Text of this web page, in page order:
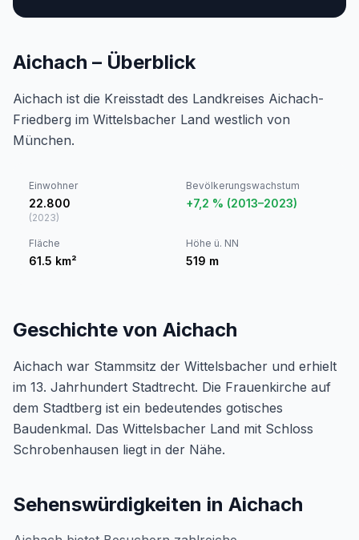
Aichach – Überblick
Aichach ist die Kreisstadt des Landkreises Aichach-
Friedberg im Wittelsbacher Land westlich von
München.
Einwohner
22.800
(2023)
Bevölkerungswachstum
+7,2 % (2013–2023)
Fläche
61.5 km²
Höhe ü. NN
519 m
Geschichte von Aichach
Aichach war Stammsitz der Wittelsbacher und erhielt
im 13. Jahrhundert Stadtrecht. Die Frauenkirche auf
dem Stadtberg ist ein bedeutendes gotisches
Baudenkmal. Das Wittelsbacher Land mit Schloss
Schrobenhausen liegt in der Nähe.
Sehenswürdigkeiten in Aichach